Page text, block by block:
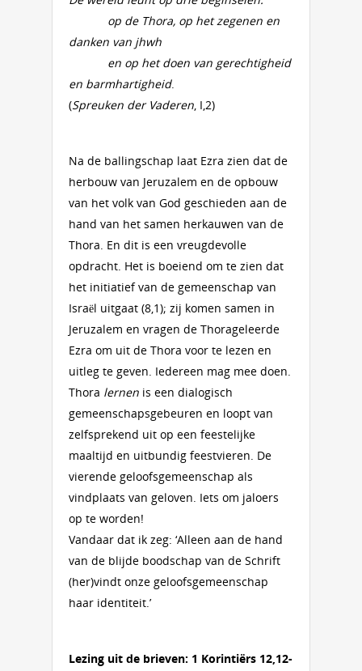
op de Thora, op het zegenen en
danken van jhwh
en op het doen van gerechtigheid
en barmhartigheid.
(Spreuken der Vaderen, I,2)
Na de ballingschap laat Ezra zien dat de
herbouw van Jeruzalem en de opbouw
van het volk van God geschieden aan de
hand van het samen herkauwen van de
Thora. En dit is een vreugdevolle
opdracht. Het is boeiend om te zien dat
het initiatief van de gemeenschap van
Israël uitgaat (8,1); zij komen samen in
Jeruzalem en vragen de Thorageleerde
Ezra om uit de Thora voor te lezen en
uitleg te geven. Iedereen mag mee doen.
Thora lernen is een dialogisch
gemeenschapsgebeuren en loopt van
zelfsprekend uit op een feestelijke
maaltijd en uitbundig feestvieren. De
vierende geloofsgemeenschap als
vindplaats van geloven. Iets om jaloers
op te worden!
Vandaar dat ik zeg: ‘Alleen aan de hand
van de blijde boodschap van de Schrift
(her)vindt onze geloofsgemeenschap
haar identiteit.’
Lezing uit de brieven: 1 Korintiërs 12,12-